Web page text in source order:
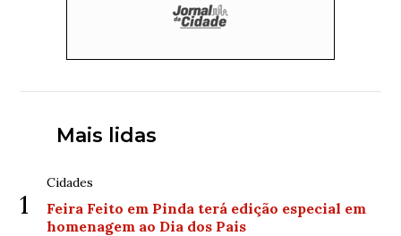
Mais lidas
1
Cidades
Feira Feito em Pinda terá edição especial em
homenagem ao Dia dos Pais